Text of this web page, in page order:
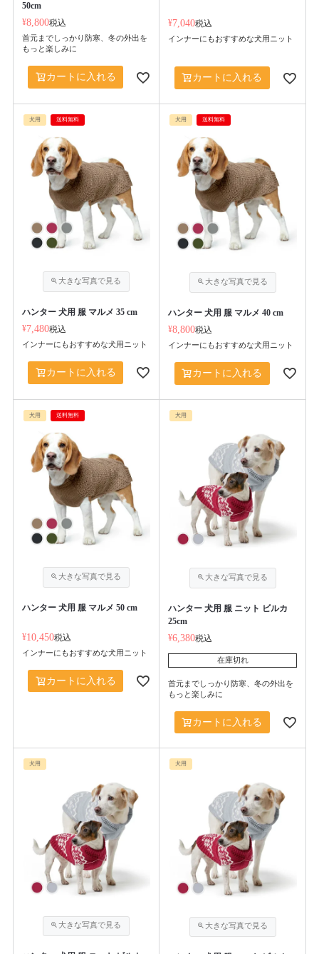
50cm
¥8,800税込
首元までしっかり防寒、冬の外出を
もっと楽しみに
カートに入れる
¥7,040税込
インナーにもおすすめな犬用ニット
カートに入れる
犬用 送料無料
ハンター 犬用 服 マルメ 35 cm
¥7,480税込
インナーにもおすすめな犬用ニット
カートに入れる
犬用 送料無料
ハンター 犬用 服 マルメ 40 cm
¥8,800税込
インナーにもおすすめな犬用ニット
カートに入れる
犬用 送料無料
ハンター 犬用 服 マルメ 50 cm
¥10,450税込
インナーにもおすすめな犬用ニット
カートに入れる
犬用
ハンター 犬用 服 ニット ビルカ
25cm
¥6,380税込
在庫切れ
首元までしっかり防寒、冬の外出を
もっと楽しみに
カートに入れる
犬用 犬用